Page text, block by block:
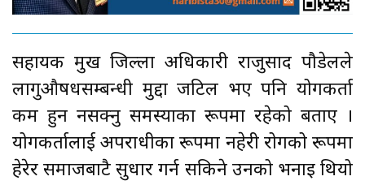
सहायक प्रमुख जिल्ला अधिकारी राजुप्रसाद पौडेलले
लागुऔषधसम्बन्धी मुद्दा जटिल भए पनि प्रयोगकर्ता
कम हुन नसक्नु समस्याका रूपमा रहेको बताए ।
प्रयोगकर्तालाई अपराधीका रूपमा नहेरी रोगको रूपमा
हेरेर समाजबाटै सुधार गर्न सकिने उनको भनाइ थियो